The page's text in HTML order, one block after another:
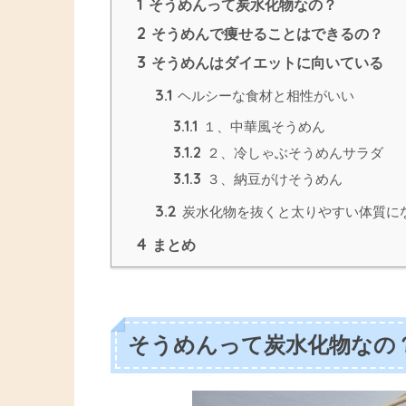
そうめんって炭水化物なの？
2 そうめんで痩せることはできるの？
3 そうめんはダイエットに向いている
3.1 ヘルシーな食材と相性がいい
3.1.1 １、中華風そうめん
3.1.2 ２、冷しゃぶそうめんサラダ
3.1.3 ３、納豆がけそうめん
3.2 炭水化物を抜くと太りやすい体質に
4 まとめ
そうめんって炭水化物なの